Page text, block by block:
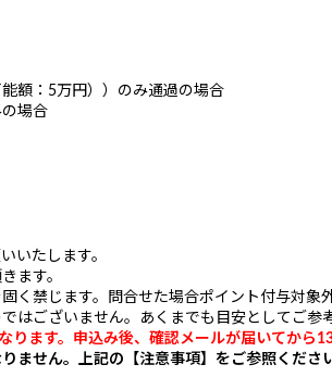
額：5万円））のみ通過の場合
場合
いたします。
ます。
く禁じます。問合せた場合ポイント付与対象
はございません。あくまでも目安としてご参
ます。申込み後、確認メールが届いてから
ません。上記の【注意事項】をご参照くださ